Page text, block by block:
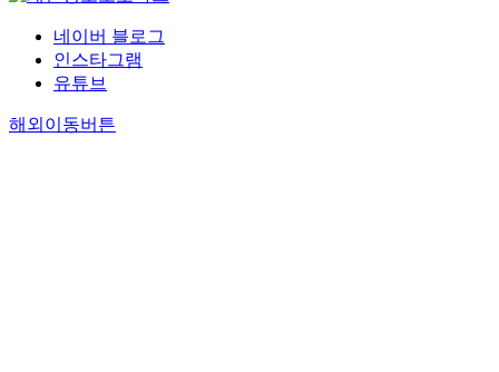
네이버 블로그
인스타그램
유튜브
해외이동버튼